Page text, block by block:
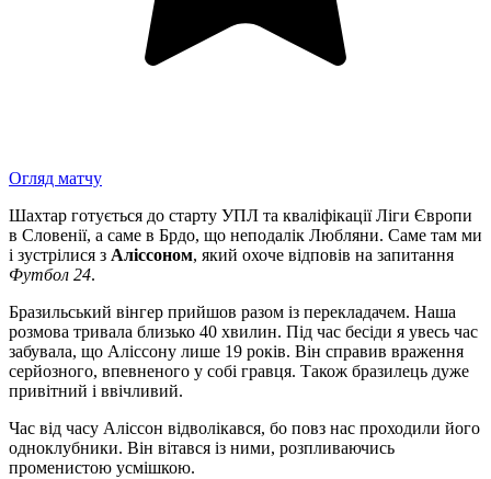
Огляд матчу
Шахтар готується до старту УПЛ та кваліфікації Ліги Європи
в Словенії, а саме в Брдо, що неподалік Любляни. Саме там ми
і зустрілися з Аліссоном, який охоче відповів на запитання
Футбол 24.
Бразильський вінгер прийшов разом із перекладачем. Наша
розмова тривала близько 40 хвилин. Під час бесіди я увесь час
забувала, що Аліссону лише 19 років. Він справив враження
серйозного, впевненого у собі гравця. Також бразилець дуже
привітний і ввічливий.
Час від часу Аліссон відволікався, бо повз нас проходили його
одноклубники. Він вітався із ними, розпливаючись
променистою усмішкою.